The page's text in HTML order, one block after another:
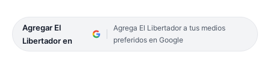
Agregar El
Libertador en
Agrega El Libertador a tus medios
preferidos en Google